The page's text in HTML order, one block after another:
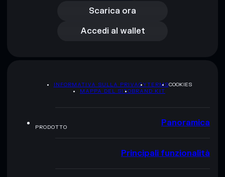
Scarica ora
Accedi al wallet
Accedi al wallet
INFORMATIVA SULLA PRIVACYTERMSCOOKIES
MAPPA DEL SITOBRAND KIT
PRODOTTO Panoramica
Principali funzionalità